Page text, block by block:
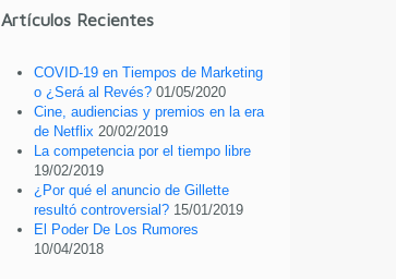
Artículos Recientes
COVID-19 en Tiempos de Marketing
o ¿Será al Revés? 01/05/2020
Cine, audiencias y premios en la era
de Netflix 20/02/2019
La competencia por el tiempo libre
19/02/2019
¿Por qué el anuncio de Gillette
resultó controversial? 15/01/2019
El Poder De Los Rumores
10/04/2018